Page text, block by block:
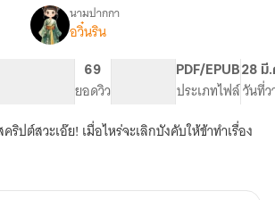
อ
เรื่อง
บท
นาง
ร้ายก
ลาย
เป็น
เนี้ย
นามปากกา
อวิ๋นริน
69
ยอดวิว
PDF/EPUB
ประเภทไฟล์
28 มี
วันที่ว
ริปต์สวะเอ๊ย! เมื่อไหร่จะเลิกบังคับให้ข้าทำเรื่อง